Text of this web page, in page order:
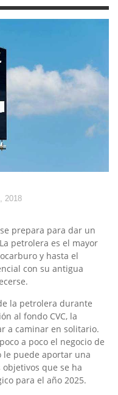
2018
prepara para dar un
petrolera es el mayor
y hasta el
con su antigua
la petrolera durante
al fondo CVC, la
a caminar en solitario.
a poco el negocio de
le puede aportar una
que se ha
para el año 2025.